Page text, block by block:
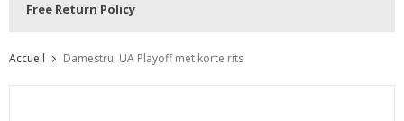
Free Return Policy
Accueil Damestrui UA Playoff met korte rits